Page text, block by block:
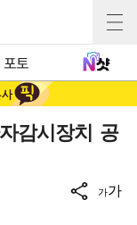
포토
감시장치 공
가가